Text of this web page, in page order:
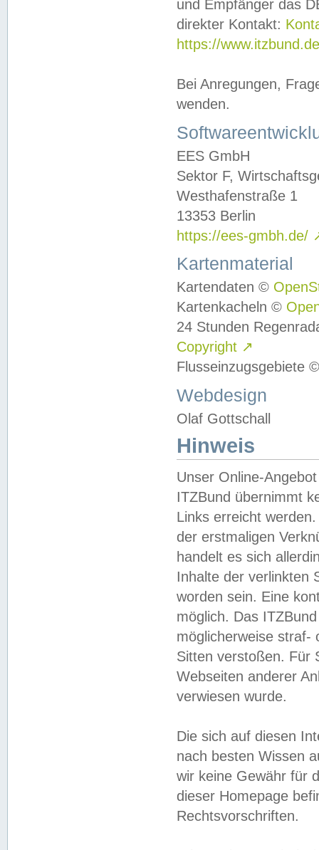
und Empfänger das
direkter Kontakt:
https://
Bei Anregungen,
wenden.
EES GmbH
Sektor F,
Westhafenstraße 1
13353 Berlin
https://ees-gmbh.de/
Kartenmaterial
Kartendaten ©
Kartenkacheln ©
24 Stunden
Copyright ↗
Flusseinzugsgebiete
Webdesign
Olaf Gottschall
Hinweis
Unser Online-
ITZBund übernimmt
Links erreicht
der erstmaligen
handelt es sich
Inhalte der verlinkten
worden sein. Eine
möglich. Das
möglicherweise straf-
Sitten verstoßen. Für
Webseiten anderer
verwiesen wurde.
Die sich auf diesen
nach besten Wissen
wir keine Gewähr für
dieser Homepage
Rechtsvorschriften.